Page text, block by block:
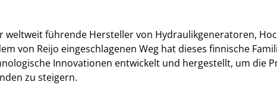
weltweit führende Hersteller von Hydraulikgeneratoren,
von Reijo eingeschlagenen Weg hat dieses finnische
Innovationen entwickelt und hergestellt, um die
zu steigern.